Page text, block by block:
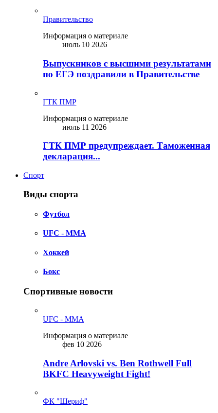
Правительство
Информация о материале
июль 10 2026
Выпускников с высшими результатами
по ЕГЭ поздравили в Правительстве
ГТК ПМР
Информация о материале
июль 11 2026
ГТК ПМР предупреждает. Таможенная
декларация...
Спорт
Виды спорта
Футбол
UFC - MMA
Хоккей
Бокс
Спортивные новости
UFC - MMA
Информация о материале
фев 10 2026
Andre Arlovski vs. Ben Rothwell Full
BKFC Heavyweight Fight!
ФК "Шериф"